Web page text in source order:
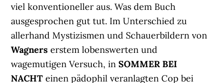
viel konventioneller aus. Was dem Buch
ausgesprochen gut tut. Im Unterschied zu
allerhand Mystizismen und Schauerbildern von
Wagners erstem lobenswerten und
wagemutigen Versuch, inSOMMER BEI
NACHT einen pädophil veranlagten Cop bei